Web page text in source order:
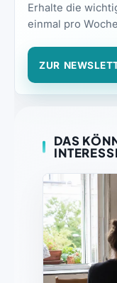
Erhalte die
einmal pro
ZUR
DAS